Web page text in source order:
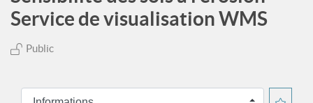
Service de visualisation WMS
Public